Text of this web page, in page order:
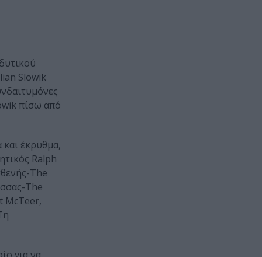
Slowik
πίσω από
έκρυθμα,
Ralph
The
The
McTeer,